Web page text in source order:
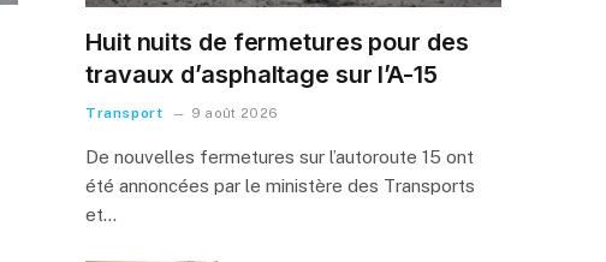
Huit nuits de fermetures pour des
travaux d’asphaltage sur l’A-15
Transport 9 août 2026
De nouvelles fermetures sur l’autoroute 15 ont
été annoncées par le ministère des Transports
et…